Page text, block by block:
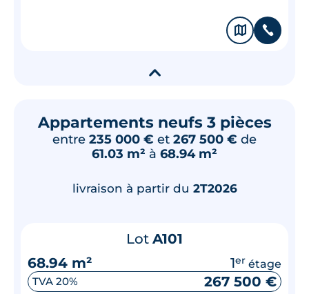
🗞 📞
▾
Appartements neufs 3 pièces
entre 235 000 € et 267 500 € de
61.03 m² à 68.94 m²
livraison à partir du 2T2026
Lot A101
68.94 m²
1er étage
TVA 20% 267 500 €